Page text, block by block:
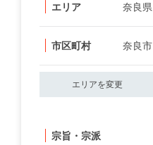
エリア 奈良県
市区町村 奈良市
エリアを変更
宗旨・宗派